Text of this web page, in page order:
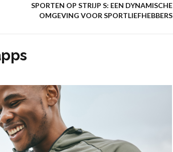
SPORTEN OP STRIJP S: EEN DYNAMISCHE
OMGEVING VOOR SPORTLIEFHEBBERS